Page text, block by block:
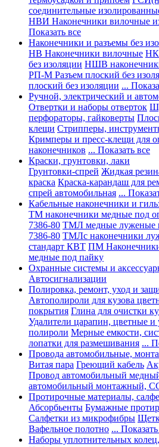
соединительные
НВИ Наконечники вилочные
Показать все
Наконечники и разъемы без
НВ Наконечники вилочные НК
без изоляции НШВ
РП-М Разъем плоский без
плоский без изоляции ...
Ручной, электрический и
Отвертки и наборы отверток
перфораторы, гайковерты
клещи Стрипперы,
Кримперы и пресс-клещи для
наконечников ... Показать все
Краски, грунтовки, лаки
Грунтовки-спрей Жидкая
краска Краска-карандаш для
спрей автомобильная ...
Кабельные наконечники и
ТМ наконечники медные под
7386-80 ТМЛ медные луженые
7386-80 ТМЛс наконечники
стандарт КВТ ПМ
медные под пайку
Охранные системы и
Автосигнализации
Полировка, ремонт, уход и
Автополироли для кузова
покрытия Глина для очистки
Удалители царапин, цветные и
полироли Мерные емкости,
лопатки для размешивания ...
Провода автомобильные,
Витая пара Греющий кабель
Провод автомобильный
автомобильный монтажный,
Протирочные материалы,
Абсорбьенты Бумажные
Салфетки из микрофибры
Вафельное полотно ...
Наборы уплотнительных